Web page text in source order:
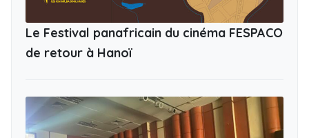
Le Festival panafricain du cinéma FESPACO
de retour à Hanoï